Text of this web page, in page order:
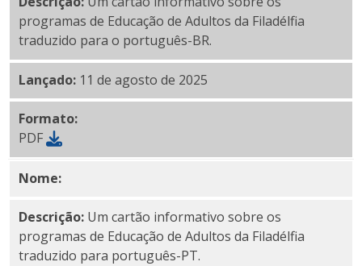
programas de Educação de Adultos da Filadélfia
traduzido para o português-BR.
Lançado: 11 de agosto de 2025
Formato:
PDF
Nome:Português-PT PDF
Descrição: Um cartão informativo sobre os
programas de Educação de Adultos da Filadélfia
traduzido para português-PT.